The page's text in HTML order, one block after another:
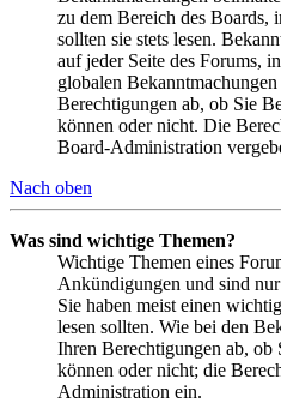
zu dem Bereich des Boards,
sollten sie stets lesen.
auf jeder Seite des Forums,
globalen
Berechtigungen ab, ob Sie
können oder nicht. Die
Board-Administration
Nach oben
Was sind wichtige Themen?
Wichtige Themen eines
Ankündigungen und sind
Sie haben meist einen
lesen sollten. Wie bei den
Ihren Berechtigungen ab, ob
können oder nicht; die
Administration ein.